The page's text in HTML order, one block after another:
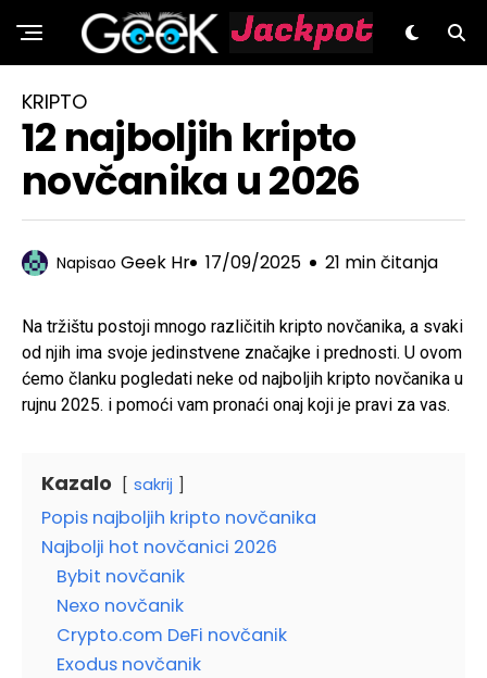
GeeK.hr
KRIPTO
12 najboljih kripto
novčanika u 2026
Napisao Geek Hr 17/09/2025 21 min čitanja
Na tržištu postoji mnogo različitih kripto novčanika, a svaki
od njih ima svoje jedinstvene značajke i prednosti. U ovom
ćemo članku pogledati neke od najboljih kripto novčanika u
rujnu 2025. i pomoći vam pronaći onaj koji je pravi za vas.
Kazalo sakrij
Popis najboljih kripto novčanika
Najbolji hot novčanici 2026
Bybit novčanik
Nexo novčanik
Crypto.com DeFi novčanik
Exodus novčanik